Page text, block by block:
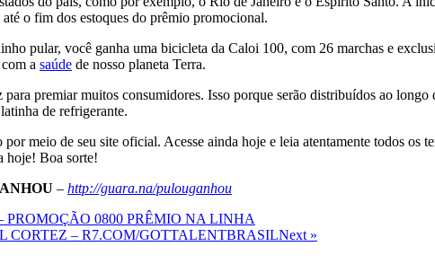
o fim dos estoques do prêmio promocional.
pular, você ganha uma bicicleta da Caloi 100, com 26 marchas e
a saúde de nosso planeta Terra.
premiar muitos consumidores. Isso porque serão distribuídos ao
de refrigerante.
meio de seu site oficial. Acesse ainda hoje e leia atentamente todos os
hoje! Boa sorte!
– http://guara.na/pulouganhou
0800 PRÊMIO NA LINHA
CORTEZ – R7.COM/GOTTALENTBRASILNext »